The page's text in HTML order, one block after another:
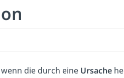
wenn die durch eine Ursache